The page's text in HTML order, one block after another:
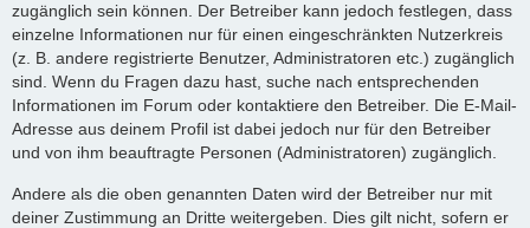
zugänglich sein können. Der Betreiber kann jedoch festlegen, dass
einzelne Informationen nur für einen eingeschränkten Nutzerkreis
(z. B. andere registrierte Benutzer, Administratoren etc.) zugänglich
sind. Wenn du Fragen dazu hast, suche nach entsprechenden
Informationen im Forum oder kontaktiere den Betreiber. Die E-Mail-
Adresse aus deinem Profil ist dabei jedoch nur für den Betreiber
und von ihm beauftragte Personen (Administratoren) zugänglich.
Andere als die oben genannten Daten wird der Betreiber nur mit
deiner Zustimmung an Dritte weitergeben. Dies gilt nicht, sofern er